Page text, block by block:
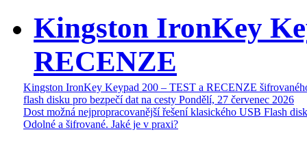
Kingston IronKey
RECENZE
Kingston IronKey Keypad 200 – TEST a RECENZE
flash disku pro bezpečí dat na cesty Pondělí, 27 červenec 2026
Dost možná nejpropracovanější řešení klasického USB Flash
Odolné a šifrované. Jaké je v praxi?